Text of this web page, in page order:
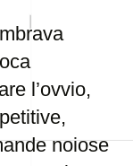
l’ovvio,
noiose